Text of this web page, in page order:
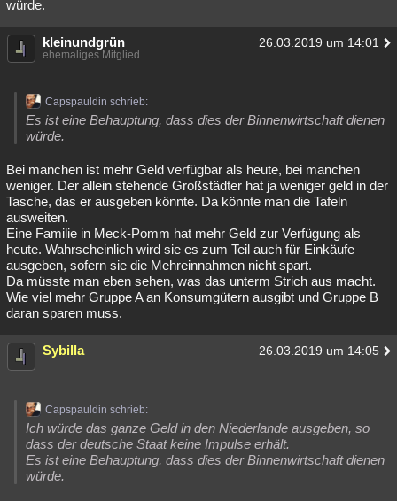
würde.
kleinundgrün 26.03.2019 um 14:01
ehemaliges Mitglied
Capspauldin schrieb:
Es ist eine Behauptung, dass dies der Binnenwirtschaft dienen
würde.
Bei manchen ist mehr Geld verfügbar als heute, bei manchen
weniger. Der allein stehende Großstädter hat ja weniger geld in der
Tasche, das er ausgeben könnte. Da könnte man die Tafeln
ausweiten.
Eine Familie in Meck-Pomm hat mehr Geld zur Verfügung als
heute. Wahrscheinlich wird sie es zum Teil auch für Einkäufe
ausgeben, sofern sie die Mehreinnahmen nicht spart.
Da müsste man eben sehen, was das unterm Strich aus macht.
Wie viel mehr Gruppe A an Konsumgütern ausgibt und Gruppe B
daran sparen muss.
Sybilla 26.03.2019 um 14:05
Capspauldin schrieb:
Ich würde das ganze Geld in den Niederlande ausgeben, so
dass der deutsche Staat keine Impulse erhält.
Es ist eine Behauptung, dass dies der Binnenwirtschaft dienen
würde.